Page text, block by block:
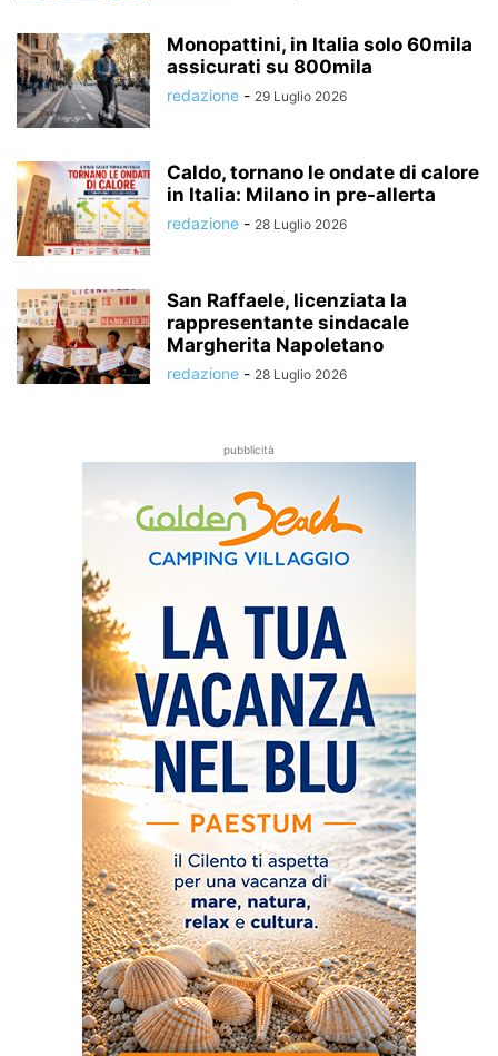
Monopattini, in Italia solo 60mila
assicurati su 800mila
redazione - 29 Luglio 2026
Caldo, tornano le ondate di calore
in Italia: Milano in pre-allerta
redazione - 28 Luglio 2026
San Raffaele, licenziata la
rappresentante sindacale
Margherita Napoletano
redazione - 28 Luglio 2026
pubblicità